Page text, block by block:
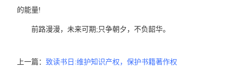
的能量!
前路漫漫，未来可期;只争朝夕，不负韶华。
上一篇： 致读书日:维护知识产权，保护书籍著作权